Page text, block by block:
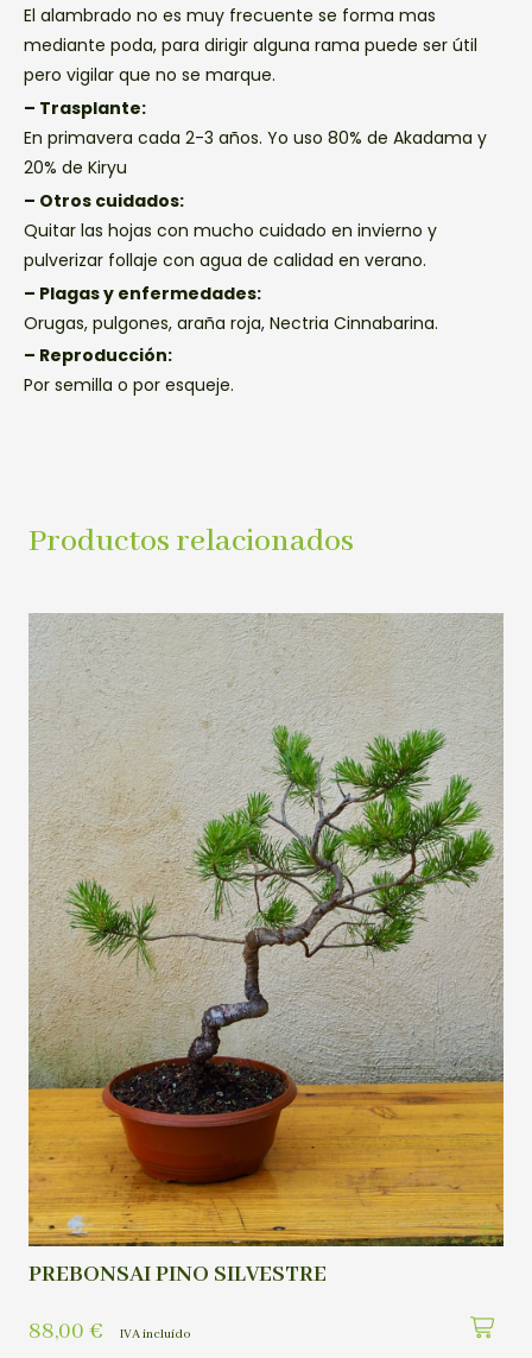
El alambrado no es muy frecuente se forma mas
mediante poda, para dirigir alguna rama puede ser útil
pero vigilar que no se marque.
– Trasplante:
En primavera cada 2-3 años. Yo uso 80% de Akadama y
20% de Kiryu
– Otros cuidados:
Quitar las hojas con mucho cuidado en invierno y
pulverizar follaje con agua de calidad en verano.
– Plagas y enfermedades:
Orugas, pulgones, araña roja, Nectria Cinnabarina.
– Reproducción:
Por semilla o por esqueje.
Productos relacionados
PREBONSAI PINO SILVESTRE
88,00 € IVA incluído